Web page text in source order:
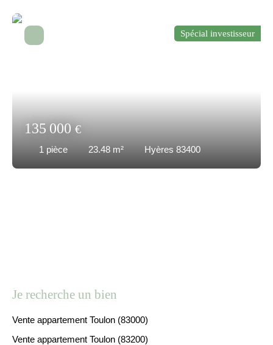
135 000€
1 pièce 23.48 m² Hyères 83400
Spécial investisseur
Je recherche un bien
Vente appartement Toulon (83000)
Vente appartement Toulon (83200)